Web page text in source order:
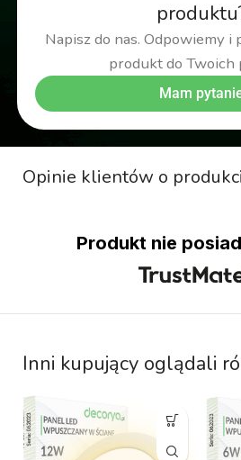
Napisz do nas. Odpowiemy i
produkt do Twoich
Mam
Opinie klientów o
Produkt nie
Inni kupujący oglądali